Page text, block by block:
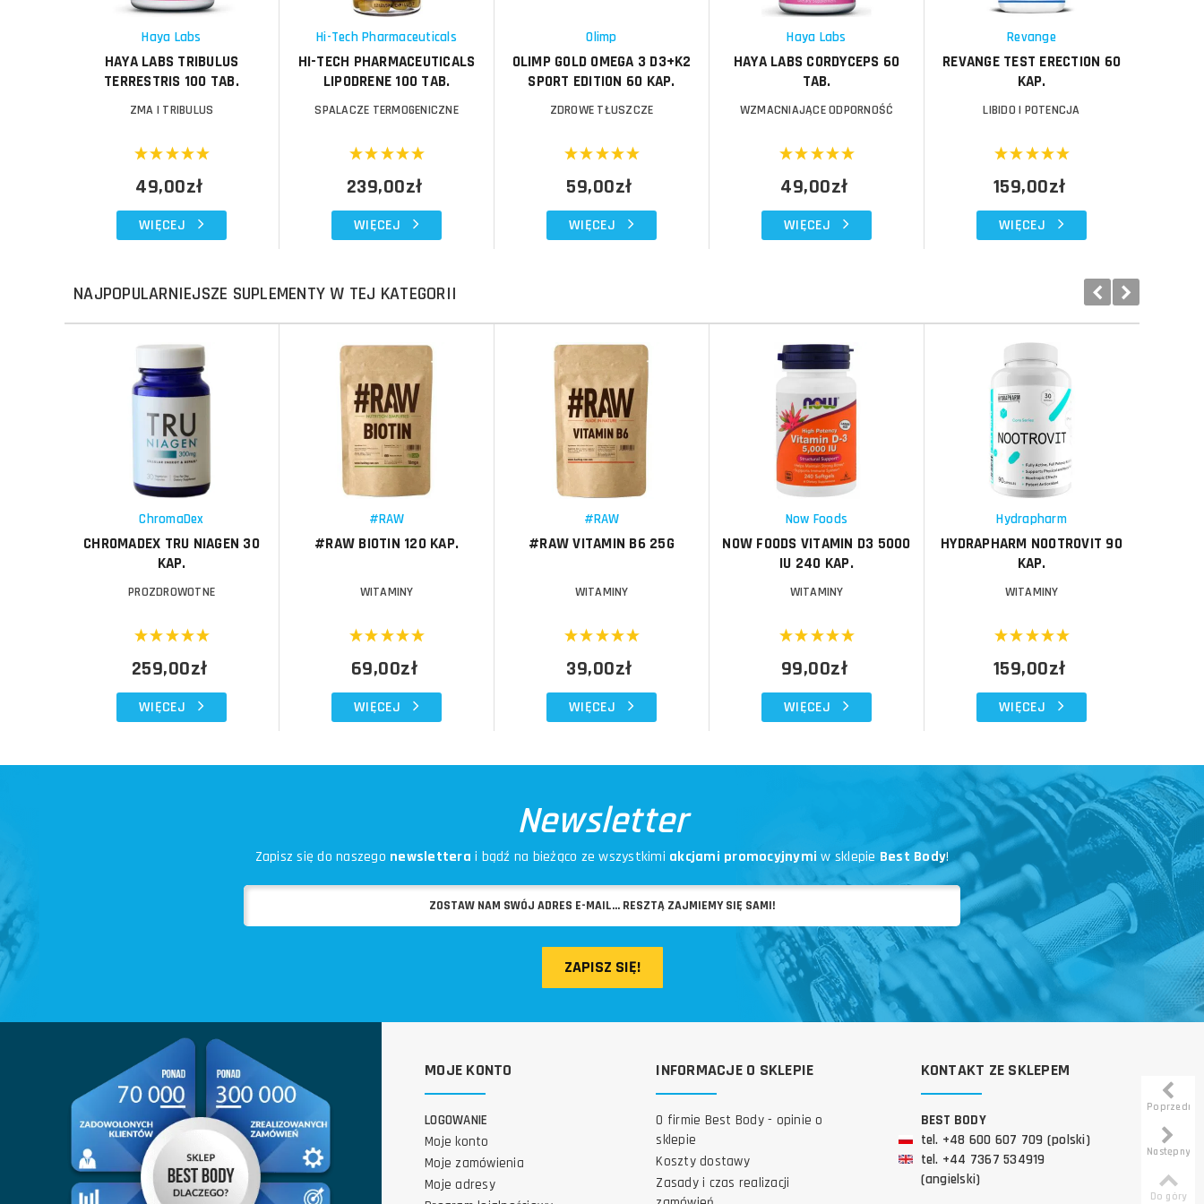
Haya Labs
HAYA LABS TRIBULUS
TERRESTRIS 100 TAB.
ZMA I TRIBULUS
49,00zł
WIĘCEJ
Hi-Tech Pharmaceuticals
HI-TECH PHARMACEUTICALS
LIPODRENE 100 TAB.
SPALACZE TERMOGENICZNE
239,00zł
WIĘCEJ
Olimp
OLIMP GOLD OMEGA 3 D3+K2
SPORT EDITION 60 KAP.
ZDROWE TŁUSZCZE
59,00zł
WIĘCEJ
Haya Labs
HAYA LABS CORDYCEPS 60
TAB.
WZMACNIAJĄCE ODPORNOŚĆ
49,00zł
WIĘCEJ
Revange
REVANGE TEST ERECTION 60
KAP.
LIBIDO I POTENCJA
159,00zł
WIĘCEJ
NAJPOPULARNIEJSZE SUPLEMENTY W TEJ KATEGORII
ChromaDex
CHROMADEX TRU NIAGEN 30
KAP.
PROZDROWOTNE
259,00zł
WIĘCEJ
#RAW
#RAW BIOTIN 120 KAP.
WITAMINY
69,00zł
WIĘCEJ
#RAW
#RAW VITAMIN B6 25G
WITAMINY
39,00zł
WIĘCEJ
Now Foods
NOW FOODS VITAMIN D3 5000
IU 240 KAP.
WITAMINY
99,00zł
WIĘCEJ
Hydrapharm
HYDRAPHARM NOOTROVIT 90
KAP.
WITAMINY
159,00zł
WIĘCEJ
Newsletter
Zapisz się do naszego newslettera i bądź na bieżąco ze wszystkimi akcjami promocyjnymi w sklepie Best Body!
ZAPISZ SIĘ!
MOJE KONTO
LOGOWANIE
Moje konto
Moje zamówienia
Moje adresy
INFORMACJE O SKLEPIE
O firmie Best Body - opinie o
sklepie
Koszty dostawy
Zasady i czas realizacji
KONTAKT ZE SKLEPEM
BEST BODY
tel. +48 600 607 709 (polski)
tel. +44 7367 534919
(angielski)
Poprzedni
Następny
Do góry